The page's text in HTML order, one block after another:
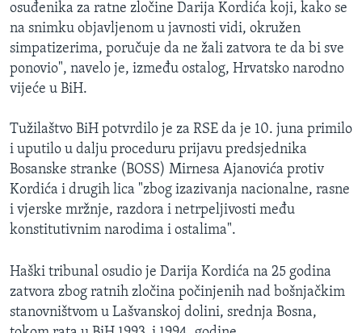
osuđenika za ratne zločine Darija Kordića koji, kako se
na snimku objavljenom u javnosti vidi, okružen
simpatizerima, poručuje da ne žali zatvora te da bi sve
ponovio", navelo je, između ostalog, Hrvatsko narodno
vijeće u BiH.
Tužilaštvo BiH potvrdilo je za RSE da je 10. juna primilo
i uputilo u dalju proceduru prijavu predsjednika
Bosanske stranke (BOSS) Mirnesa Ajanovića protiv
Kordića i drugih lica "zbog izazivanja nacionalne, rasne
i vjerske mržnje, razdora i netrpeljivosti među
konstitutivnim narodima i ostalima".
Haški tribunal osudio je Darija Kordića na 25 godina
zatvora zbog ratnih zločina počinjenih nad bošnjačkim
stanovništvom u Lašvanskoj dolini, srednja Bosna,